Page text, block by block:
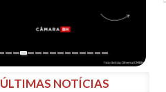
ÚLTIMAS NOTÍCIAS